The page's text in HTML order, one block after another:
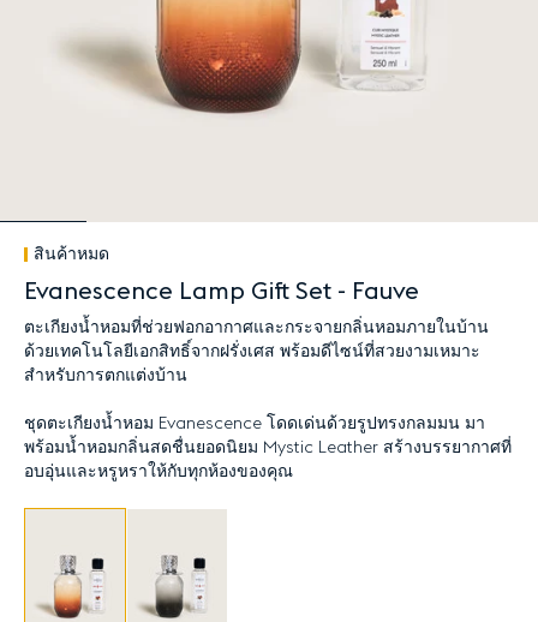
สินค้าหมด
Evanescence Lamp Gift Set - Fauve
ตะเกียงน้ำหอมที่ช่วยฟอกอากาศและกระจายกลิ่นหอมภายในบ้าน
ด้วยเทคโนโลยีเอกสิทธิ์จากฝรั่งเศส พร้อมดีไซน์ที่สวยงามเหมาะ
สำหรับการตกแต่งบ้าน
ชุดตะเกียงน้ำหอม Evanescence โดดเด่นด้วยรูปทรงกลมมน มา
พร้อมน้ำหอมกลิ่นสดชื่นยอดนิยม Mystic Leather สร้างบรรยากาศที่
อบอุ่นและหรูหราให้กับทุกห้องของคุณ